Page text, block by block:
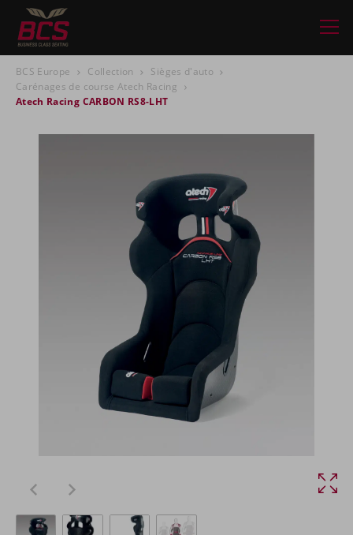
BCS Europe Collection
Sièges d'auto
Carénages de course Atech Racing
Atech Racing CARBON RS8-LHT